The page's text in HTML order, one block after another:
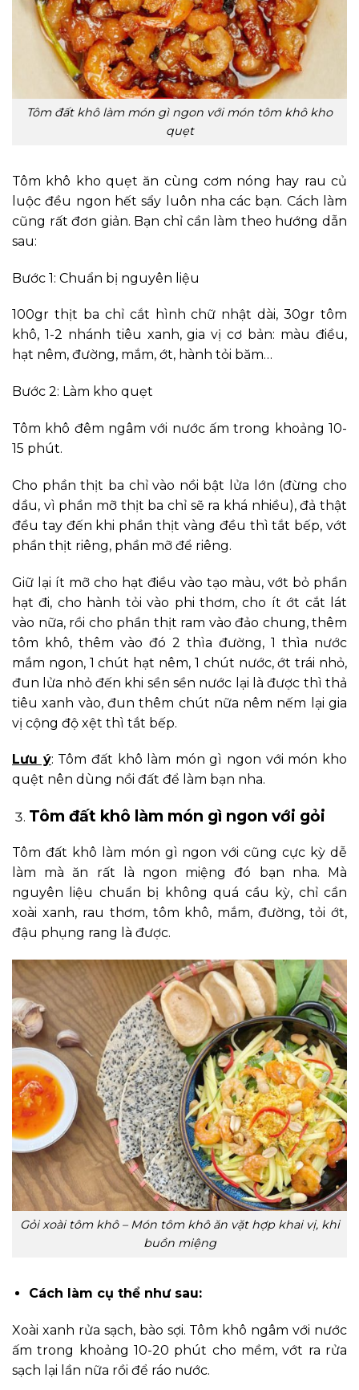
Tôm đất khô làm món gì ngon với món tôm khô kho
quẹt
Tôm khô kho quẹt ăn cùng cơm nóng hay rau củ
luộc đều ngon hết sẩy luôn nha các bạn. Cách làm
cũng rất đơn giản. Bạn chỉ cần làm theo hướng dẫn
sau:
Bước 1: Chuẩn bị nguyên liệu
100gr thịt ba chỉ cắt hình chữ nhật dài, 30gr tôm
khô, 1-2 nhánh tiêu xanh, gia vị cơ bản: màu điều,
hạt nêm, đường, mắm, ớt, hành tỏi băm…
Bước 2: Làm kho quẹt
Tôm khô đêm ngâm với nước ấm trong khoảng 10-
15 phút.
Cho phần thịt ba chỉ vào nồi bật lửa lớn (đừng cho
dầu, vì phần mỡ thịt ba chỉ sẽ ra khá nhiều), đả thật
đều tay đến khi phần thịt vàng đều thì tắt bếp, vớt
phần thịt riêng, phần mỡ để riêng.
Giữ lại ít mỡ cho hạt điều vào tạo màu, vớt bỏ phần
hạt đi, cho hành tỏi vào phi thơm, cho ít ớt cắt lát
vào nữa, rồi cho phần thịt ram vào đảo chung, thêm
tôm khô, thêm vào đó 2 thìa đường, 1 thìa nước
mắm ngon, 1 chút hạt nêm, 1 chút nước, ớt trái nhỏ,
đun lửa nhỏ đến khi sền sền nước lại là được thì thả
tiêu xanh vào, đun thêm chút nữa nêm nếm lại gia
vị cộng độ xệt thì tắt bếp.
Lưu ý: Tôm đất khô làm món gì ngon với món kho
quệt nên dùng nồi đất để làm bạn nha.
Tôm đất khô làm món gì ngon với gỏi
Tôm đất khô làm món gì ngon với cũng cực kỳ dễ
làm mà ăn rất là ngon miệng đó bạn nha. Mà
nguyên liệu chuẩn bị không quá cầu kỳ, chỉ cần
xoài xanh, rau thơm, tôm khô, mắm, đường, tỏi ớt,
đậu phụng rang là được.
Gỏi xoài tôm khô – Món tôm khô ăn vặt hợp khai vị, khi
buồn miệng
Cách làm cụ thể như sau:
Xoài xanh rửa sạch, bào sợi. Tôm khô ngâm với nước
ấm trong khoảng 10-20 phút cho mềm, vớt ra rửa
sạch lại lần nữa rồi để ráo nước.